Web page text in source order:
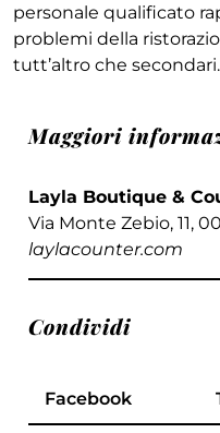
personale qualificato
problemi della
tutt’altro che secondari.
Maggiori
Layla Boutique &
Via Monte Zebio, 11,
laylacounter.com
Condividi
Facebook